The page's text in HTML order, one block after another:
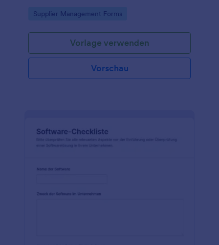
Jotform, ideal für Einkauf und Qualitätsmanagement
Go to Category:
Supplier Management Forms
Vorlage verwenden
Vorschau